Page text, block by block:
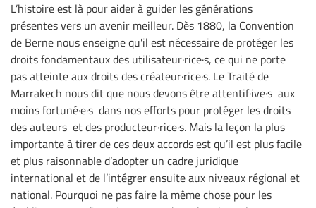
L’histoire est là pour aider à guider les générations
présentes vers un avenir meilleur. Dès 1880, la Convention
de Berne nous enseigne qu'il est nécessaire de protéger les
droits fondamentaux des utilisateur·rice·s, ce qui ne porte
pas atteinte aux droits des créateur·rice·s. Le Traité de
Marrakech nous dit que nous devons être attentif·ive·s aux
moins fortuné·e·s dans nos efforts pour protéger les droits
des auteurs et des producteur·rice·s. Mais la leçon la plus
importante à tirer de ces deux accords est qu’il est plus facile
et plus raisonnable d’adopter un cadre juridique
international et de l’intégrer ensuite aux niveaux régional et
national. Pourquoi ne pas faire la même chose pour les